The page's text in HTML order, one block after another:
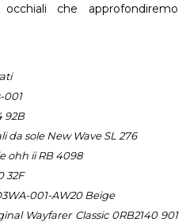
che approfondiremo
001
92B
da sole New Wave SL 276
ohh ii RB 4098
32F
001-AW20 Beige
Wayfarer Classic 0RB2140 901